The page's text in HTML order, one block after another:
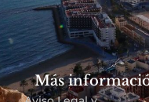
Más